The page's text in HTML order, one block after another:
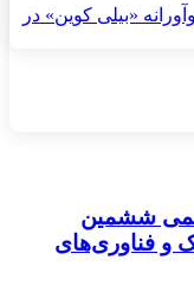
«بیلی کوین» در
ششمین
و فناوری‌های